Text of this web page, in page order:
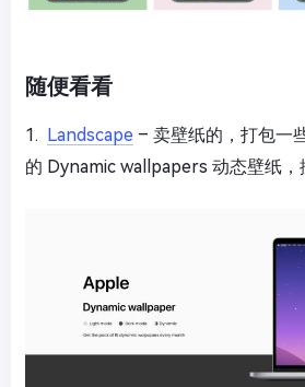
随便看看
1. Landscape – 卖壁纸的，打包一
的 Dynamic wallpapers 动态壁纸，